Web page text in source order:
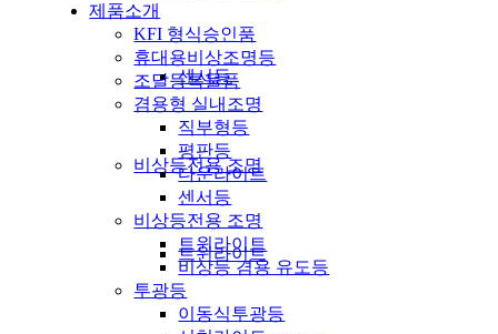
센서등
비상등전용 조명
트윈라이트
제품소개
KFI 형식승인품
휴대용비상조명등
조달등록물품
겸용형 실내조명
직부형등
평판등
다운라이트
센서등
비상등전용 조명
트윈라이트
비상등 겸용 유도등
투광등
이동식투광등